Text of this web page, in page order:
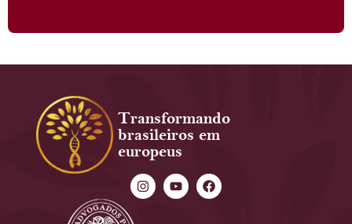
Transformando
brasileiros em
europeus